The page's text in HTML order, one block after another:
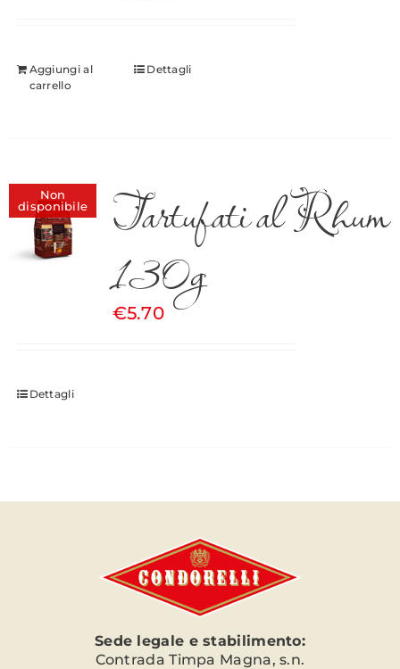
Aggiungi al
carrello
Dettagli
Non
disponibile
Tartufati al Rhum
130g
€5.70
Dettagli
Sede legale e stabilimento:
Contrada Timpa Magna, s.n.